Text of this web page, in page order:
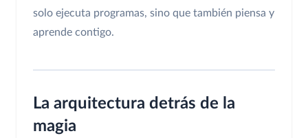
solo ejecuta programas, sino que también piensa y
aprende contigo.
La arquitectura detrás de la
magia